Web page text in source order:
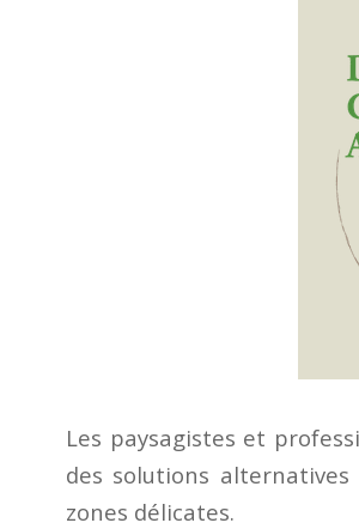
Les paysagistes et
des solutions
zones délicates.